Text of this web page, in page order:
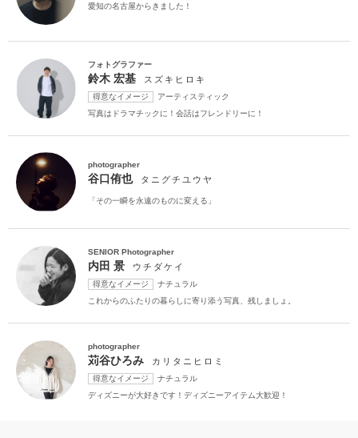
愛知の名古屋からきました！
フォトグラファー
鈴木 宏基 スズキヒロキ
得意なイメージ
アーティスティック
写真はドラマチックに！会話はフレンドリーに！
photographer
谷口侑也 タニグチユウヤ
「その一瞬を永遠のものに変える」
SENIOR Photographer
内田 景 ウチダケイ
得意なイメージ
ナチュラル
これからのふたりの暮らしに寄り添う写真、残しましょ。
photographer
苅谷ひろみ カリタニヒロミ
得意なイメージ
ナチュラル
ディズニーが大好きです！ディズニーアイテム大歓迎！